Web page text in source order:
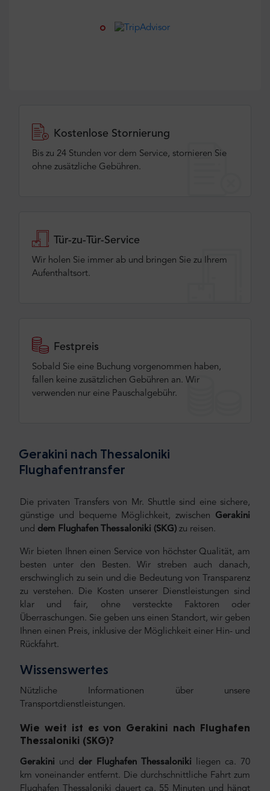
Kostenlose Stornierung
Bis zu 24 Stunden vor dem Service, stornieren Sie
ohne zusätzliche Gebühren.
Tür-zu-Tür-Service
Wir holen Sie immer ab und bringen Sie zu Ihrem
Aufenthaltsort.
Festpreis
Sobald Sie eine Buchung vorgenommen haben,
fallen keine zusätzlichen Gebühren an. Wir
verwenden nur eine Pauschalgebühr.
Gerakini nach Thessaloniki
Flughafentransfer
Die privaten Transfers von Mr. Shuttle sind eine sichere,
günstige und bequeme Möglichkeit, zwischen Gerakini
und dem Flughafen Thessaloniki (SKG) zu reisen.
Wir bieten Ihnen einen Service von höchster Qualität, am
besten unter den Besten. Wir streben auch danach,
erschwinglich zu sein und die Bedeutung von Transparenz
zu verstehen. Die Kosten unserer Dienstleistungen sind
klar und fair, ohne versteckte Faktoren oder
Überraschungen. Sie geben uns einen Standort, wir geben
Ihnen einen Preis, inklusive der Möglichkeit einer Hin- und
Rückfahrt.
Wissenswertes
Nützliche Informationen über unsere
Transportdienstleistungen.
Wie weit ist es von Gerakini nach Flughafen
Thessaloniki (SKG)?
Gerakini und der Flughafen Thessaloniki liegen ca. 70
km voneinander entfernt. Die durchschnittliche Fahrt zum
Flughafen Thessaloniki dauert ca. 55 Minuten und hängt